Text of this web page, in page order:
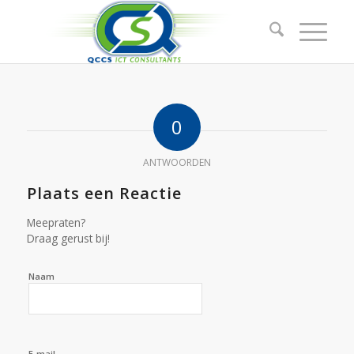
0
ANTWOORDEN
Plaats een Reactie
Meepraten?
Draag gerust bij!
Naam